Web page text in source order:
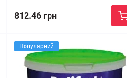
812.46 грн
Популярний